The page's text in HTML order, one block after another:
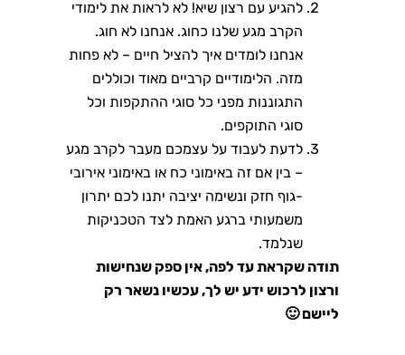
להגיע עם רצון שיא! לא לראות את לימודי
הקרב מגע שלנו כחוג. אנחנו לא חוג.
אנחנו לומדים איך להציל חיים – לא פחות
מזה. הלימודיים קרביים מאוד וכוללים
התגוננות מפני כל סוגי ההתקפות וכל
סוגי התוקפים.
לדעת לעבוד על עצמכם מעבר לקרב מגע
– בין אם זה באימוני כח או באימוני אירובי
-גוף חזק ונשימה יציבה יתנו לכם יתרון
משמעותי ברגע האמת לצד הטכניקות
שנלמד.
תודה שקראת עד לפה, אין ספק שנחישות
ורצון לרכוש ידע יש לך, עכשיו נשאר רק
ליישם 🙂